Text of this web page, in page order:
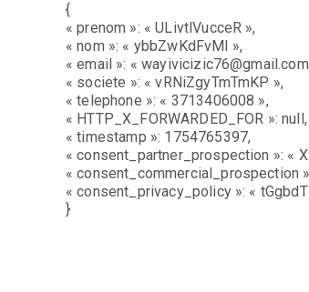
{
« prenom »: « ULivtlVucceR »,
« nom »: « ybbZwKdFvMl »,
« email »: «
« societe »: « vRNiZgyTmTmKP »,
« telephone »: « 3713406008 »,
« HTTP_X_FORWARDED_FOR »: null,
« timestamp »: 1754765397,
« consent_partner_prospection »: «
« consent_commercial_prospection
« consent_privacy_policy »: «
}